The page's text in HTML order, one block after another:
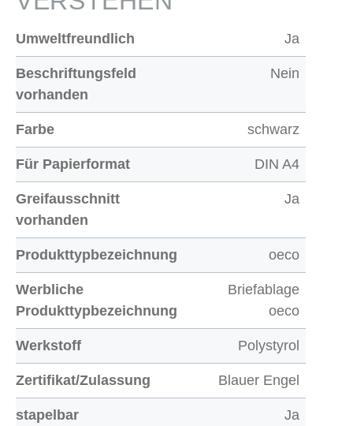
Umweltfreundlich Ja
Beschriftungsfeld
vorhanden
Nein
Farbe schwarz
Für Papierformat DIN A4
Greifausschnitt
vorhanden
Ja
Produkttypbezeichnung oeco
Werbliche
Produkttypbezeichnung
Briefablage
oeco
Werkstoff Polystyrol
Zertifikat/Zulassung Blauer Engel
stapelbar Ja